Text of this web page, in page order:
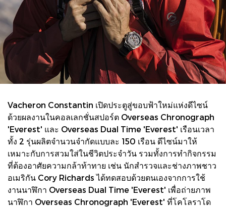
Vacheron Constantin เปิดประตูสู่ขอบฟ้าใหม่แห่งดีไซน์
ด้วยผลงานในคอลเลกชั่นสปอร์ต Overseas Chronograph
'Everest' และ Overseas Dual Time 'Everest' เรือนเวลา
ทั้ง 2 รุ่นผลิตจำนวนจำกัดแบบละ 150 เรือน ดีไซน์มาให้
เหมาะกับการสวมใส่ในชีวิตประจำวัน รวมทั้งการทำกิจกรรม
ที่ต้องอาศัยความกล้าท้าทาย เช่น นักสำรวจและช่างภาพชาว
อเมริกัน Cory Richards ได้ทดสอบด้วยตนเองจากการใช้
งานนาฬิกา Overseas Dual Time 'Everest' เพื่อถ่ายภาพ
นาฬิกา Overseas Chronograph 'Everest' ที่โคโลราโด